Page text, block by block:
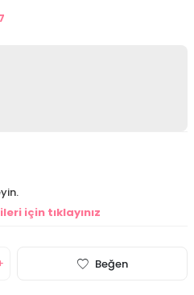
için tıklayınız
Beğen